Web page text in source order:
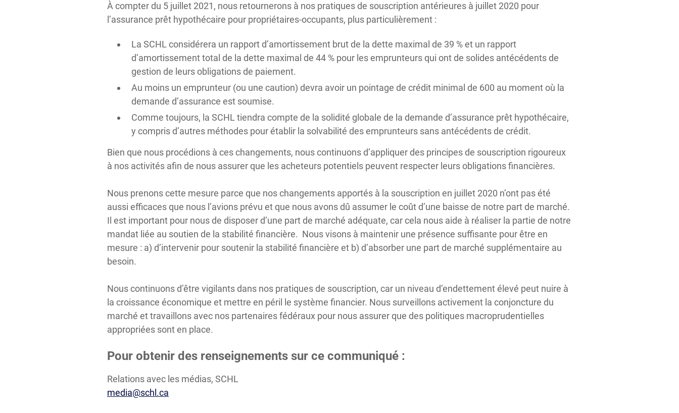
À compter du 5 juillet 2021, nous retournerons à nos pratiques de souscription antérieures à juillet 2020 pour
l’assurance prêt hypothécaire pour propriétaires-occupants, plus particulièrement :
La SCHL considérera un rapport d’amortissement brut de la dette maximal de 39 % et un rapport
d’amortissement total de la dette maximal de 44 % pour les emprunteurs qui ont de solides antécédents de
gestion de leurs obligations de paiement.
Au moins un emprunteur (ou une caution) devra avoir un pointage de crédit minimal de 600 au moment où la
demande d’assurance est soumise.
Comme toujours, la SCHL tiendra compte de la solidité globale de la demande d’assurance prêt hypothécaire,
y compris d’autres méthodes pour établir la solvabilité des emprunteurs sans antécédents de crédit.
Bien que nous procédions à ces changements, nous continuons d’appliquer des principes de souscription rigoureux
à nos activités afin de nous assurer que les acheteurs potentiels peuvent respecter leurs obligations financières.
Nous prenons cette mesure parce que nos changements apportés à la souscription en juillet 2020 n’ont pas été
aussi efficaces que nous l’avions prévu et que nous avons dû assumer le coût d’une baisse de notre part de marché.
Il est important pour nous de disposer d’une part de marché adéquate, car cela nous aide à réaliser la partie de notre
mandat liée au soutien de la stabilité financière. Nous visons à maintenir une présence suffisante pour être en
mesure : a) d’intervenir pour soutenir la stabilité financière et b) d’absorber une part de marché supplémentaire au
besoin.
Nous continuons d’être vigilants dans nos pratiques de souscription, car un niveau d’endettement élevé peut nuire à
la croissance économique et mettre en péril le système financier. Nous surveillons activement la conjoncture du
marché et travaillons avec nos partenaires fédéraux pour nous assurer que des politiques macroprudentielles
appropriées sont en place.
Pour obtenir des renseignements sur ce communiqué :
Relations avec les médias, SCHL
media@schl.ca